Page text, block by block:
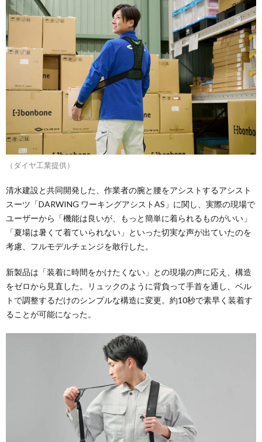
（ダイヤ工業提供）
清水建設と共同開発した、作業者の腕と腰をアシストするアシスト
スーツ「DARWING ワーキングアシストAS」に関し、実際の現場で
ユーザーから「機能は良いが、もっと簡単に着られるものがいい」
「夏場は暑くて着ていられない」といった切実な声が出ていたのを
考慮、フルモデルチェンジを敢行した。
新製品は「装着に時間をかけたくない」との現場の声に応え、構造
をゼロから見直した。リュックのように背負って手首を通し、ベル
トで調整するだけのシンプルな構造に変更。約10秒で素早く装着す
ることが可能になった。